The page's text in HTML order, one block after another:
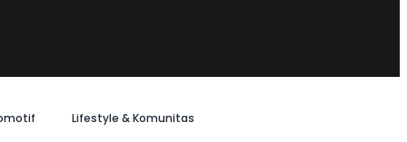
Lifestyle & Komunitas